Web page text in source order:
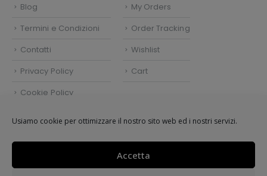
Usiamo cookie per ottimizzare il nostro sito web ed i nostri servizi.
Accetta
Blog
Termini e Condizioni
Contatti
Privacy Policy
Cookie Policy
My Orders
Order Tracking
Wishlist
Cart